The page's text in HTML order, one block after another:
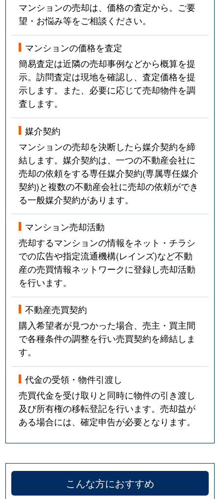
マンションの売却は、価格の査定から。ご要
望・お悩み等をご相談ください。
マンションの価格を査定
簡易査定は近隣の売却事例などから概算を提
示。訪問査定は現地を確認し、査定価格を提
示します。また、必要に応じて売却物件を調
査します。
媒介契約
マンションの売却を決断したら媒介契約を締
結します。媒介契約は、一つの不動産会社に
売却の依頼をする専任媒介契約(専属専任媒介
契約)と複数の不動産会社に売却の依頼ができ
る一般媒介契約があります。
マンション売却活動
売却するマンションの情報をネット・チラシ
での広告や指定流通機構(レインズ)など不動
産の売買情報ネットワークに登録し売却活動
を行います。
不動産売買契約
購入希望者が見つかった場合、売主・買主間
で各種条件の調整を行い売買契約を締結しま
す。
代金の受領・物件引渡し
売買代金を受け取りと同時に物件の引き渡し
及び所有権の移転登記を行います。売却益が
ある場合には、確定申告が必要となります。
こんな方におすすめ